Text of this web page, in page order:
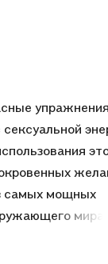
самых мощных
мира,
самое